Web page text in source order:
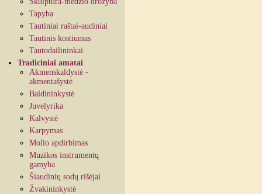
Tapyba
Tautiniai raštai-audiniai
Tautinis kostiumas
Tautodailininkai
Tradiciniai amatai
Akmenskaldystė -
akmentašystė
Baldininkystė
Juvelyrika
Kalvystė
Karpymas
Molio apdirbimas
Muzikos instrumentų
gamyba
Šiaudinių sodų rišėjai
Žvakininkystė